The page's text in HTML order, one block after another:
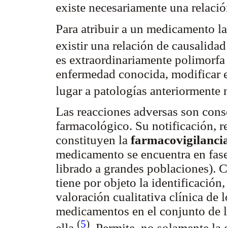
existe necesariamente una
Para atribuir a un medicamento
existir una relación de
es extraordinariamente
enfermedad conocida, modificar
lugar a patologías anteriormente
Las reacciones adversas son
farmacológico. Su notificación,
constituyen la
medicamento se encuentra en
librado a grandes poblaciones).
tiene por objeto la
valoración cualitativa clínica de
medicamentos en el conjunto
(5)